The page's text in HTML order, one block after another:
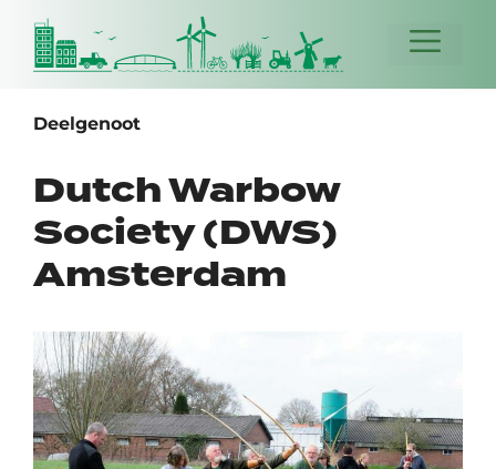
naar
Menu
Deelgenoot
Dutch Warbow
Society (DWS)
Amsterdam